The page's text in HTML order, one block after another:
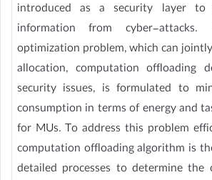
introduced as a security layer to
information from cyber-attacks.
optimization problem, which can
allocation, computation offloading
security issues, is formulated to
consumption in terms of energy and
for MUs. To address this problem
computation offloading algorithm is
detailed processes to determine the